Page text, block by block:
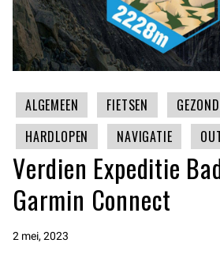
ALGEMEEN FIETSEN
HARDLOPEN
NAVIGATIE
Verdien Expeditie
Garmin Connect
2 mei, 2023